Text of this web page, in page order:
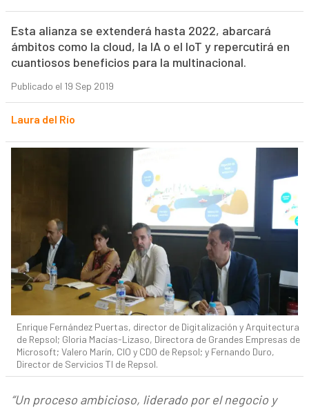
Esta alianza se extenderá hasta 2022, abarcará
ámbitos como la cloud, la IA o el IoT y repercutirá en
cuantiosos beneficios para la multinacional.
Publicado el 19 Sep 2019
Laura del Río
Enrique Fernández Puertas, director de Digitalización y Arquitectura
de Repsol; Gloria Macías-Lizaso, Directora de Grandes Empresas de
Microsoft; Valero Marín, CIO y CDO de Repsol; y Fernando Duro,
Director de Servicios TI de Repsol.
“Un proceso ambicioso, liderado por el negocio y